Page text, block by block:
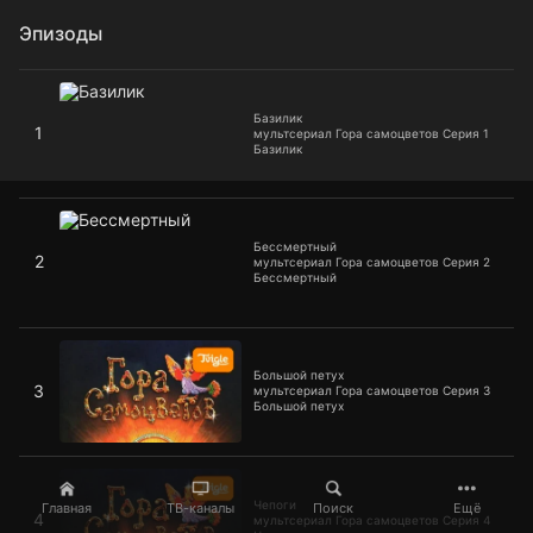
Главная ТВ-каналы Поиск Ещё
Эпизоды
1
Базилик
мультсериал Гора самоцветов Серия 1
Базилик
Базилик
2
Бессмертный
мультсериал Гора самоцветов Серия 2
Бессмертный
Бессмертный
3
Большой петух
мультсериал Гора самоцветов Серия 3
Большой петух
Большой петух
4
Чепоги
мультсериал Гора самоцветов Серия 4